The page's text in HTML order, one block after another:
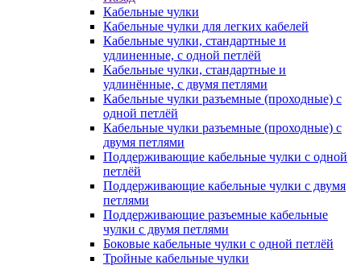
Кабельные чулки
Кабельные чулки для легких кабелей
Кабельные чулки, стандартные и
удлиненные, с одной петлёй
Кабельные чулки, стандартные и
удлинённые, с двумя петлями
Кабельные чулки разъемные (проходные) с
одной петлёй
Кабельные чулки разъемные (проходные) с
двумя петлями
Поддерживающие кабельные чулки с одной
петлёй
Поддерживающие кабельные чулки с двумя
петлями
Поддерживающие разъемные кабельные
чулки с двумя петлями
Боковые кабельные чулки с одной петлёй
Тройные кабельные чулки